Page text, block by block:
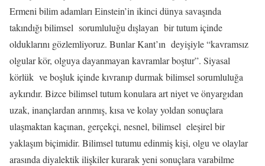
Ermeni bilim adamları Einstein’in ikinci dünya savaşında
takındığı bilimsel sorumluluğu dışlayan bir tutum içinde
olduklarını gözlemliyoruz. Bunlar Kant’ın deyişiyle “kavramsız
olgular kör, olguya dayanmayan kavramlar boştur”. Siyasal
körlük ve boşluk içinde kıvranıp durmak bilimsel sorumluluğa
aykırıdır. Bizce bilimsel tutum konulara art niyet ve önyargıdan
uzak, inançlardan arınmış, kısa ve kolay yoldan sonuçlara
ulaşmaktan kaçınan, gerçekçi, nesnel, bilimsel eleşirel bir
yaklaşım biçimidir. Bilimsel tutumu edinmiş kişi, olgu ve olaylar
arasında diyalektik ilişkiler kurarak yeni sonuçlara varabilme